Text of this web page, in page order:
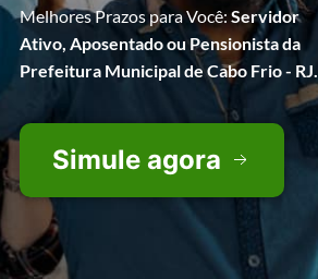
Melhores Prazos para Você: Servidor
Ativo, Aposentado ou Pensionista da
Prefeitura Municipal de Cabo Frio - RJ.
Simule agora